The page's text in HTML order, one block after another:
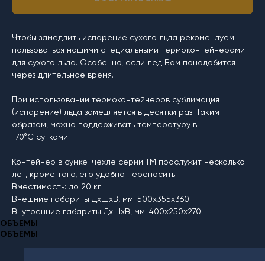
Чтобы замедлить испарение сухого льда рекомендуем
пользоваться нашими специальными термоконтейнерами
для сухого льда. Особенно, если лёд Вам понадобится
через длительное время.
При использовании термоконтейнеров сублимация
(испарение) льда замедляется в десятки раз. Таким
образом, можно поддерживать температуру в
-70°C сутками.
Контейнер в сумке-чехле серии ТМ прослужит несколько
лет, кроме того, его удобно переносить.
Вместимость: до 20 кг
Внешние габариты ДхШхВ, мм: 500х355х360
Внутренние габариты ДхШхВ, мм: 400х250х270
ОБЪЕМЫ
ОБЪЕМЫ